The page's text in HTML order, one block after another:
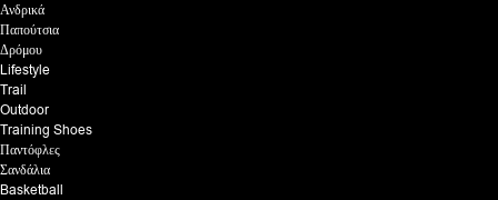
Ανδρικά
Παπούτσια
Δρόμου
Lifestyle
Trail
Outdoor
Training Shoes
Παντόφλες
Σανδάλια
Basketball